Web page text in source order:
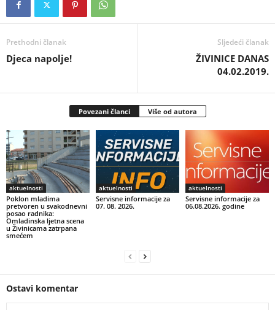
Prethodni članak
Djeca napolje!
Sljedeći članak
ŽIVINICE DANAS
04.02.2019.
Povezani članci Više od autora
aktuelnosti
Poklon mladima
pretvoren u svakodnevni
posao radnika:
Omladinska ljetna scena
u Živinicama zatrpana
smećem
aktuelnosti
Servisne informacije za
07. 08. 2026.
aktuelnosti
Servisne informacije za
06.08.2026. godine
Ostavi komentar